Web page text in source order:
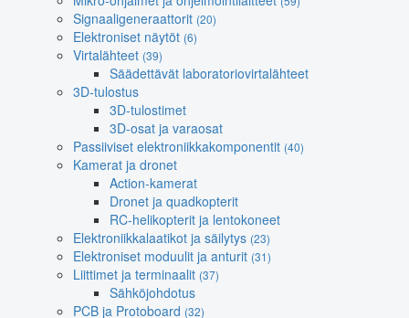
Signaaligeneraattorit (20)
Elektroniset näytöt (6)
Virtalähteet (39)
Säädettävät laboratoriovirtalähteet
3D-tulostus
3D-tulostimet
3D-osat ja varaosat
Passiiviset elektroniikkakomponentit (40)
Kamerat ja dronet
Action-kamerat
Dronet ja quadkopterit
RC-helikopterit ja lentokoneet
Elektroniikkalaatikot ja säilytys (23)
Elektroniset moduulit ja anturit (31)
Liittimet ja terminaalit (37)
Sähköjohdotus
PCB ja Protoboard (32)